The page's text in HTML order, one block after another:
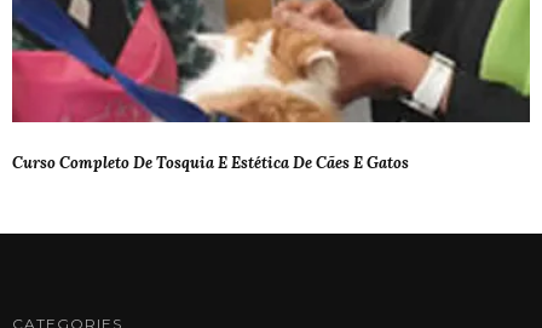
Curso Completo De Tosquia E Estética De Cães E Gatos
CATEGORIES